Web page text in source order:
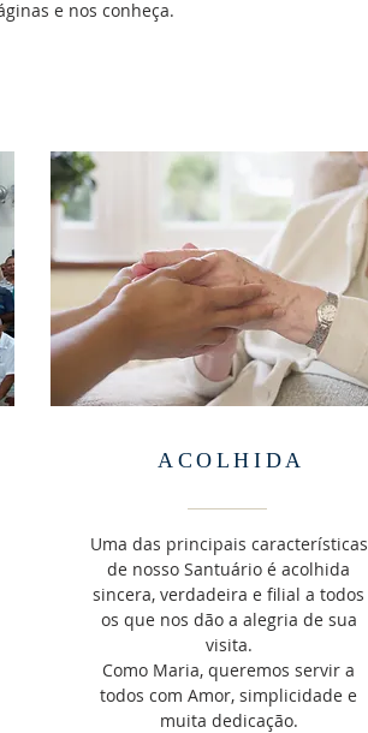
e nos conheça.
ACOLHIDA
Uma das principais características
de nosso Santuário é acolhida
sincera, verdadeira e filial a todos
os que nos dão a alegria de sua
visita.
Como Maria, queremos servir a
todos com Amor, simplicidade e
muita dedicação.